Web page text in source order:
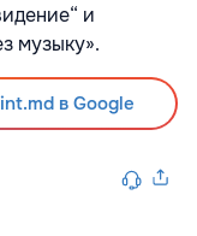
и
музыку».
в Google